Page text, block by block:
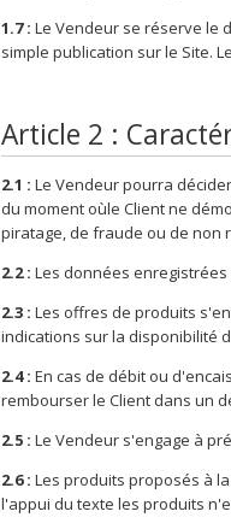
1.7 : Le Vendeur se réserve le
simple publication sur le Site.
Article 2 :
2.1 : Le Vendeur pourra
du moment oùle Client ne
piratage, de fraude ou de non
2.2 : Les données
2.3 : Les offres de produits
indications sur la disponibilité
2.4 : En cas de débit ou
rembourser le Client dans un
2.5 : Le Vendeur s'engage à
2.6 : Les produits proposés à
l'appui du texte les produits